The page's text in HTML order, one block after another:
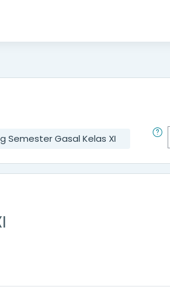
Semester Gasal Kelas XI